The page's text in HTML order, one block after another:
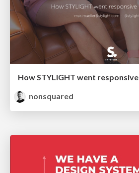
How STYLIGHT went responsive
nonsquared